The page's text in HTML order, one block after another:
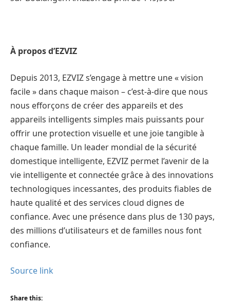
À propos d’EZVIZ
Depuis 2013, EZVIZ s’engage à mettre une « vision
facile » dans chaque maison – c’est-à-dire que nous
nous efforçons de créer des appareils et des
appareils intelligents simples mais puissants pour
offrir une protection visuelle et une joie tangible à
chaque famille. Un leader mondial de la sécurité
domestique intelligente, EZVIZ permet l’avenir de la
vie intelligente et connectée grâce à des innovations
technologiques incessantes, des produits fiables de
haute qualité et des services cloud dignes de
confiance. Avec une présence dans plus de 130 pays,
des millions d’utilisateurs et de familles nous font
confiance.
Source link
Share this: